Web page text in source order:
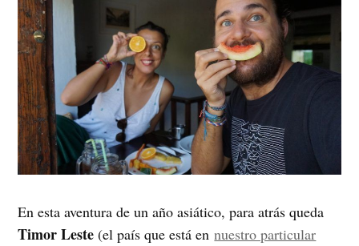
En esta aventura de un año asiático, para atrás queda
Timor Leste (el país que está ennuestro particular